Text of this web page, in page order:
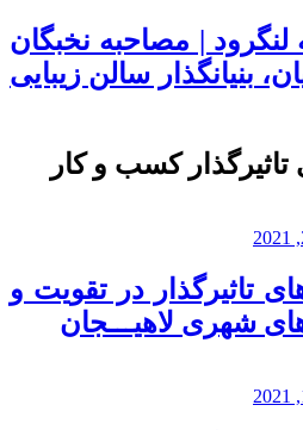
لنگرود | مصاحبه نخبگان
بنیانگذار سالن زیبایی
کسب و کار
تاثیرگذار در تقویت و
شهری لاهیـــجان